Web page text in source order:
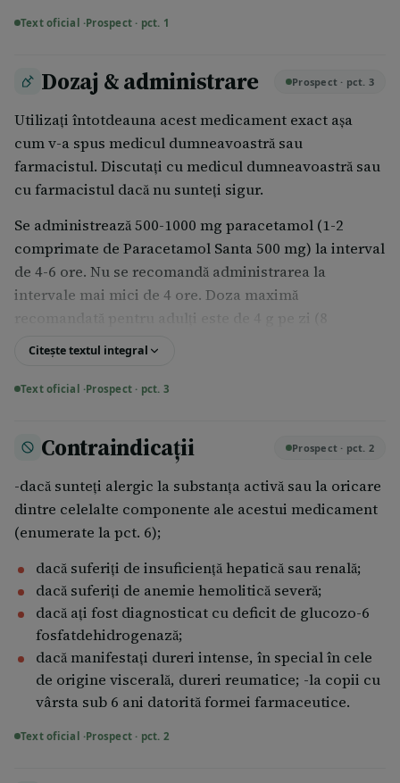
Text oficial ·Prospect · pct. 1
Dozaj & administrare Prospect · pct. 3
Utilizați întotdeauna acest medicament exact așa
cum v-a spus medicul dumneavoastră sau
farmacistul. Discutați cu medicul dumneavoastră sau
cu farmacistul dacă nu sunteți sigur.
Se administrează 500-1000 mg paracetamol (1-2
comprimate de Paracetamol Santa 500 mg) la interval
de 4-6 ore. Nu se recomandă administrarea la
intervale mai mici de 4 ore. Doza maximă
recomandată pentru adulţi este de 4 g pe zi (8
comprimate).
peste 50 de kg: la fel ca la adulţi. Adolescenţi cu
vârsta 12 -15 ani şi greutatea corporală cuprinsă între
41 şi 50 kg: doza este de 500 mg (1 comprimat
Paracetamol Santa 500 mg), doză care se poate repeta
la 4-6 ore dacă e necesar, fără a depăşi doza de 2 g pe
cu vârsta cuprinsă între 6 – 12 ani: nu se recomandă
administrarea la acest grup de vârstă, deoarece
comprimatul nu poate fi divizat in doze egale. Copii
cu vârsta sub 6 ani: acest medicament nu este indicat
la copiii cu vârsta sub 6 ani. Se recomandă utilizarea
altor concentraţii şi a unor forme farmaceutice
administrare evită fluctuațiile de intensitate a durerii
Citește textul integral
Text oficial ·Prospect · pct. 3
Contraindicații Prospect · pct. 2
-dacă sunteți alergic la substanța activă sau la oricare
dintre celelalte componente ale acestui medicament
(enumerate la pct. 6);
dacă suferiţi de insuficienţă hepatică sau renală;
dacă suferiţi de anemie hemolitică severă;
dacă aţi fost diagnosticat cu deficit de glucozo-6
fosfatdehidrogenază;
dacă manifestaţi dureri intense, în special în cele
de origine viscerală, dureri reumatice; -la copii cu
vârsta sub 6 ani datorită formei farmaceutice.
Text oficial ·Prospect · pct. 2